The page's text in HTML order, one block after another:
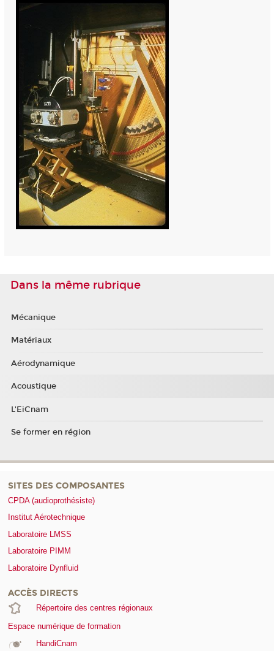
Dans la même rubrique
Mécanique
Matériaux
Aérodynamique
Acoustique
L'EiCnam
Se former en région
SITES DES COMPOSANTES
CPDA (audioprothésiste)
Institut Aérotechnique
Laboratoire LMSS
Laboratoire PIMM
Laboratoire Dynfluid
ACCÈS DIRECTS
Répertoire des centres régionaux
Espace numérique de formation
HandiCnam